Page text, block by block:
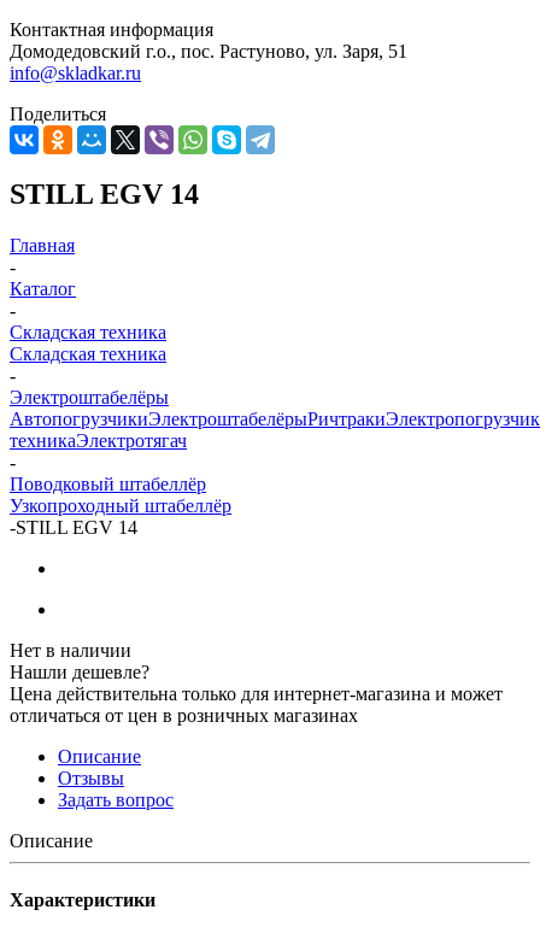
Контактная информация
Домодедовский г.о., пос. Растуново, ул. Заря, 51
info@skladkar.ru
Поделиться
STILL EGV 14
Главная
-
Каталог
-
Складская техника
Складская техника
-
Электроштабелёры
АвтопогрузчикиЭлектроштабелёрыРичтраки
техникаЭлектротягач
-
Поводковый штабеллёр
Узкопроходный штабеллёр
-STILL EGV 14
Нет в наличии
Нашли дешевле?
Цена действительна только для интернет-магазина и может
отличаться от цен в розничных магазинах
Описание
Отзывы
Задать вопрос
Описание
Характеристики